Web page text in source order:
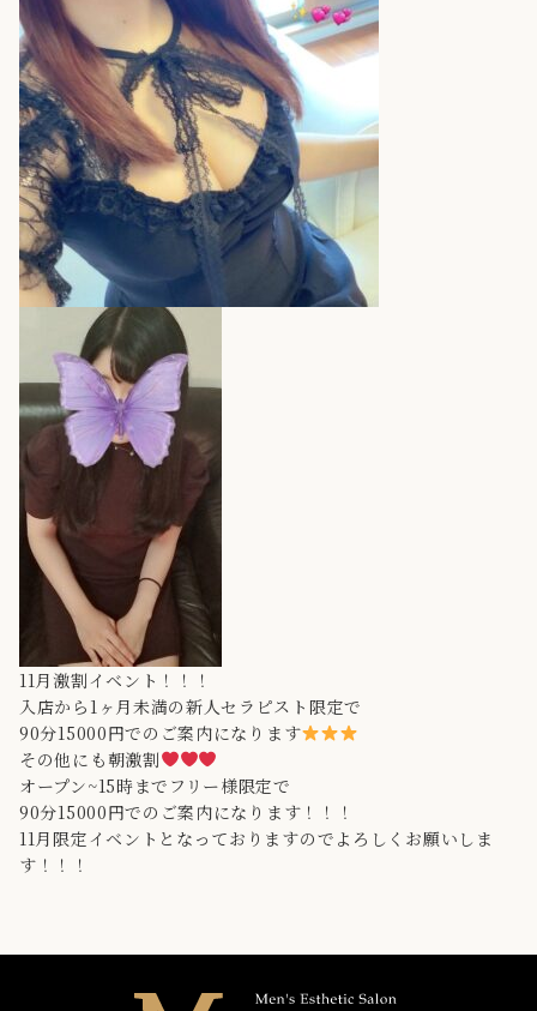
11月激割イベント！！！
入店から1ヶ月未満の新人セラピスト限定で
90分15000円でのご案内になります
その他にも朝激割
オープン~15時までフリー様限定で
90分15000円でのご案内になります！！！
11月限定イベントとなっておりますのでよろしくお願いしま
す！！！